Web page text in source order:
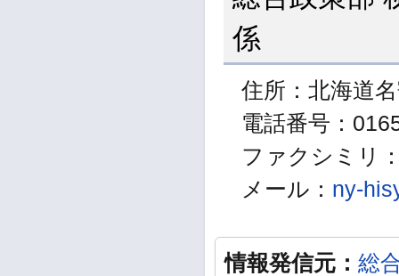
係
住所：北海道
電話番号：
ファクシミリ
メール： ny-
情報発信元： 総